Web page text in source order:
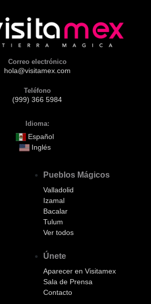
Correo electrónico
hola@visitamex.com
Teléfono
(999) 366 5984
Idioma:
Español
Inglés
Pueblos Mágicos
Valladolid
Izamal
Bacalar
Tulum
Ver todos
Únete
Aparecer en Visitamex
Sala de Prensa
Contacto